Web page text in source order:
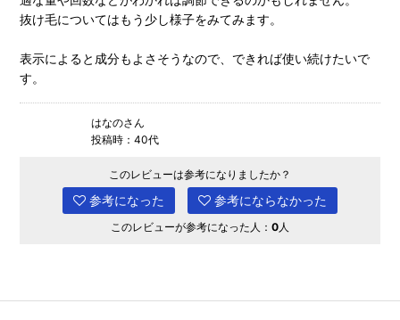
抜け毛についてはもう少し様子をみてみます。
表示によると成分もよさそうなので、できれば使い続けたいで
す。
はなのさん
投稿時：40代
このレビューは参考になりましたか？
参考になった 参考にならなかった
このレビューが参考になった人： 0人